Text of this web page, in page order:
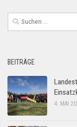
Suchen
nach:
BEITRÄGE
4. MAI